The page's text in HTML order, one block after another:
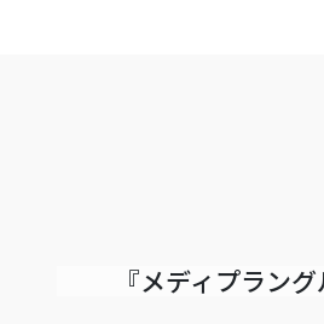
『メディプラン